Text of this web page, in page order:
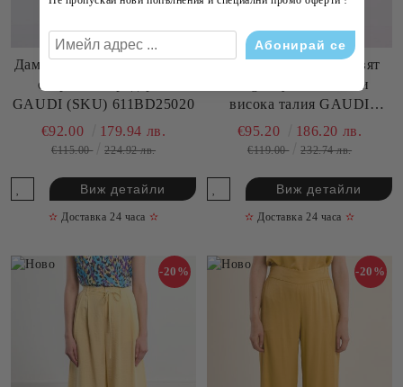
Дамски Бели Прави Дънки
с Красива Бродерия
GAUDI (SKU) 611BD25020
€92.00
179.94 лв.
€115.00 224.92 лв.
Виж детайли
✫ Доставка 24 часа ✫
Дамски панталон в цвят
burgundy с плисета и
висока талия GAUDI
(SKU) 611FD25024
€95.20 186.20 лв.
€119.00 232.74 лв.
Виж детайли
✫ Доставка 24 часа ✫
-20% -20%